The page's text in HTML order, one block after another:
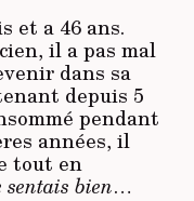
et a 46 ans.
il a pas mal
dans sa
depuis 5
pendant
années, il
tout en
sentais bien…